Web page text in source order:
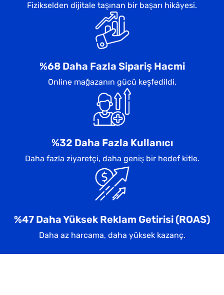
Fizikselden dijitale taşınan bir başarı hikâyesi.
%68 Daha Fazla Sipariş Hacmi
Online mağazanın gücü keşfedildi.
%32 Daha Fazla Kullanıcı
Daha fazla ziyaretçi, daha geniş bir hedef kitle.
%47 Daha Yüksek Reklam Getirisi (ROAS)
Daha az harcama, daha yüksek kazanç.